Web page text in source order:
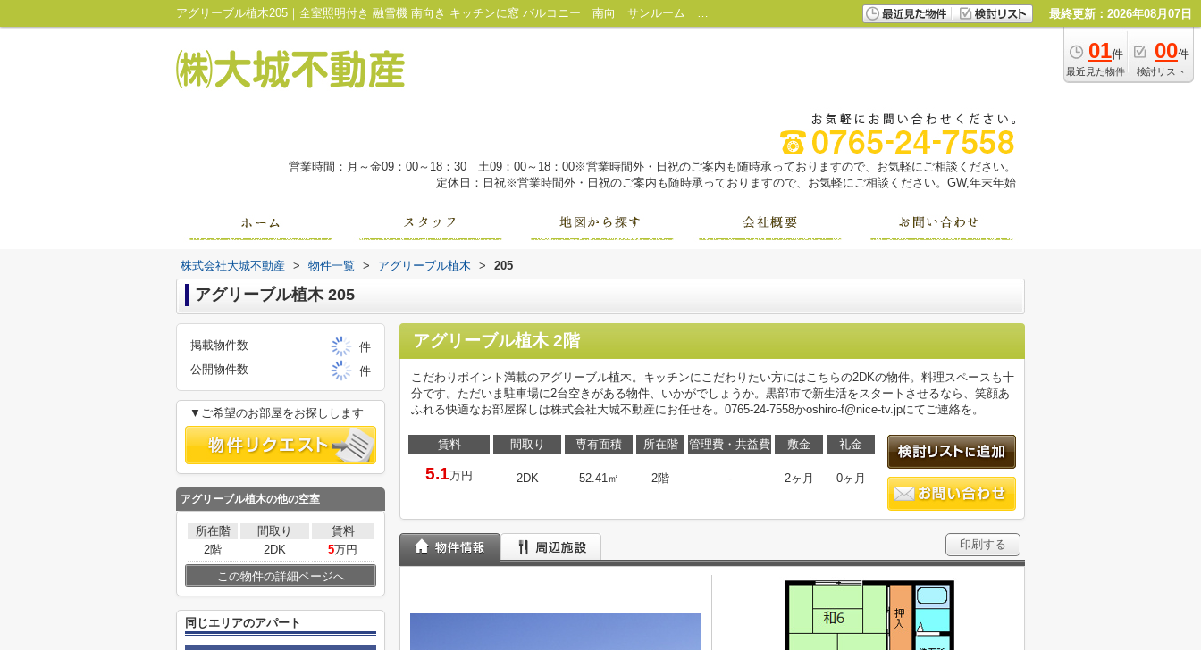
アグリーブル植木205｜全室照明付き 融雪機 南向き キッチンに窓 バルコニー 南向 サンルーム 最上階 角部屋 ガスコンロ｜魚津市・黒部市の不動産は株式会社大城不動産にお任せ！ 最終更新：2026年08月07日
01件
最近見た物件
00件
検討リスト
営業時間：月～金09：00～18：30 土09：00～18：00※営業時間外・日祝のご案内も随時承っておりますので、お気軽にご相談ください。
定休日：日祝※営業時間外・日祝のご案内も随時承っておりますので、お気軽にご相談ください。GW,年末年始
株式会社大城不動産 > 物件一覧 > アグリーブル植木 > 205
アグリーブル植木 205
アグリーブル植木 2階
こだわりポイント満載のアグリーブル植木。キッチンにこだわりたい方にはこちらの2DKの物件。料理スペースも十
分です。ただいま駐車場に2台空きがある物件、いかがでしょうか。黒部市で新生活をスタートさせるなら、笑顔あ
ふれる快適なお部屋探しは株式会社大城不動産にお任せを。0765-24-7558かoshiro-f@nice-tv.jpにてご連絡を。
賃料
5.1万円
間取り
2DK
専有面積
52.41㎡
所在階
2階
管理費・共益費
-
敷金
2ヶ月
礼金
0ヶ月
印刷する
掲載物件数
件
公開物件数
件
▼ご希望のお部屋をお探しします
アグリーブル植木の他の空室
所在階 間取り
賃料
2階
2DK 5万円
この物件の詳細ページへ
同じエリアのアパート